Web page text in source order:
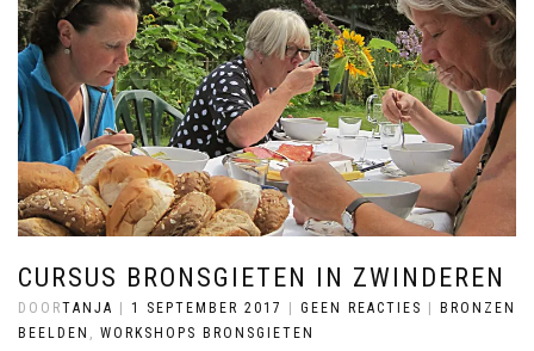
CURSUS BRONSGIETEN IN ZWINDEREN
DOORTANJA | 1 SEPTEMBER 2017 | GEEN REACTIES | BRONZEN
BEELDEN
WORKSHOPS BRONSGIETEN